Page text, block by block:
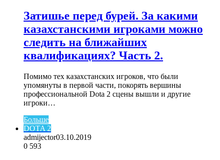
Затишье перед бурей. За какими
казахстанскими игроками можно
следить на ближайших
квалификациях? Часть 2.
Помимо тех казахстанских игроков, что были
упомянуты в первой части, покорять вершины
профессиональной Dota 2 сцены вышли и другие
игроки…
Больше
DOTA 2
admijector03.10.2019
0 593